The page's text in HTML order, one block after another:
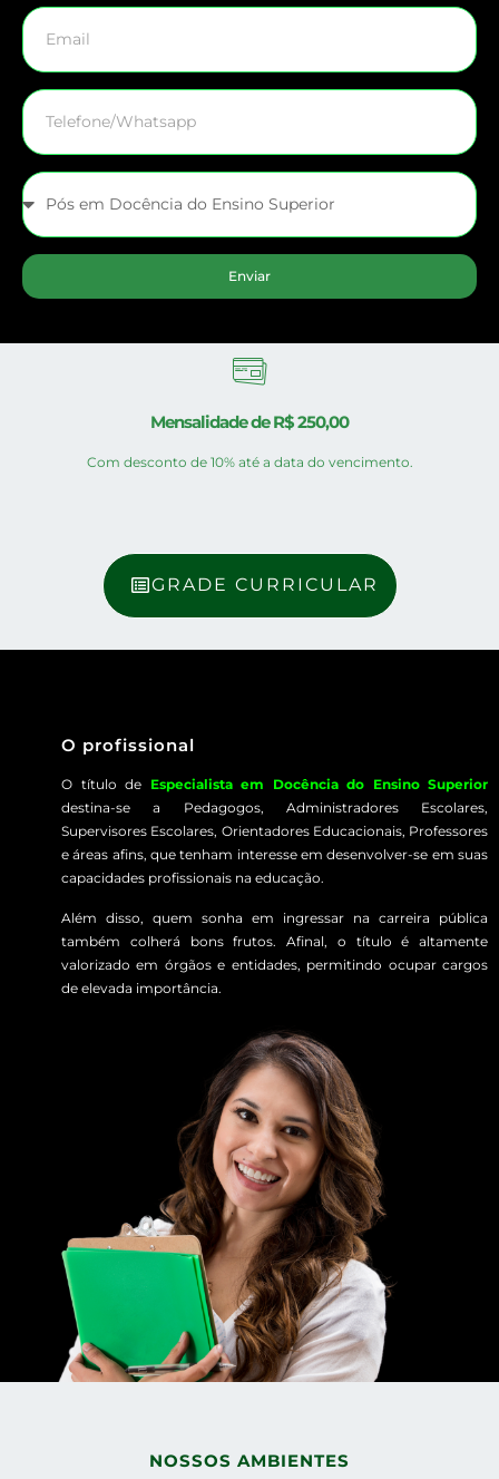
Enviar
Mensalidade de R$ 250,00
Com desconto de 10% até a data do vencimento.
GRADE CURRICULAR
O profissional
O título de Especialista em Docência do Ensino Superior
destina-se a Pedagogos, Administradores Escolares,
Supervisores Escolares, Orientadores Educacionais, Professores
e áreas afins, que tenham interesse em desenvolver-se em suas
capacidades profissionais na educação.
Além disso, quem sonha em ingressar na carreira pública
também colherá bons frutos. Afinal, o título é altamente
valorizado em órgãos e entidades, permitindo ocupar cargos
de elevada importância.
NOSSOS AMBIENTES